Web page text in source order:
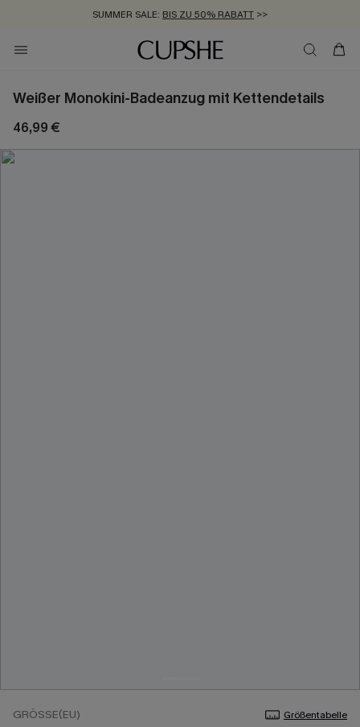
SUMMER SALE: BIS ZU 50% RABATT >>
ZUM NEWSLETTER:BIS ZU -20% EXTRA ERHALTEN
KOSTENLOSER VERSAND AB 89 €
Weißer Monokini-Badeanzug mit Kettendetails
46,99 €
GRÖSSE(EU) Größentabelle